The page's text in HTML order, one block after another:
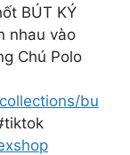
BÚT KÝ
nhau vào
Chú Polo
bu